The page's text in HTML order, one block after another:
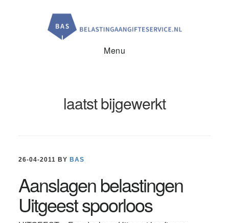
Menu
laatst bijgewerkt
26-04-2011 BY BAS
Aanslagen belastingen
Uitgeest spoorloos